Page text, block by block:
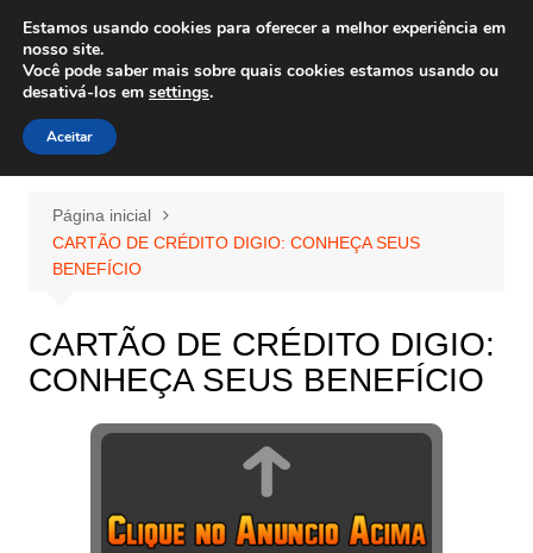
para
conteúdo
Wiley Wales
corais algas e vida marinha
Página inicial
CARTÃO DE CRÉDITO DIGIO: CONHEÇA SEUS
BENEFÍCIO
CARTÃO DE CRÉDITO DIGIO:
CONHEÇA SEUS BENEFÍCIO
Estamos usando cookies para oferecer a melhor experiência em
nosso site.
Você pode saber mais sobre quais cookies estamos usando ou
desativá-los em settings.
Aceitar